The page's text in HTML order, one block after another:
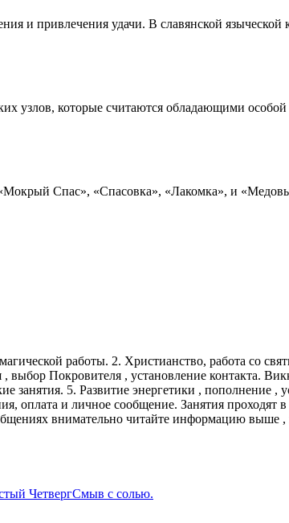
и привлечения удачи. В славянской
узлов, которые считаются обладающими
Спас», «Спасовка», «Лакомка», и
работы. 2. Христианство, работа со
выбор Покровителя , установление контакта.
5. Развитие энергетики , пополнение ,
оплата и личное сообщение. Занятия проходят
внимательно читайте информацию выше ,
ЧетвергСмыв с солью.